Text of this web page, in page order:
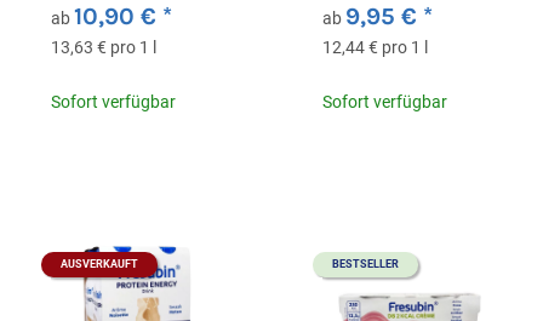
Walderdbeere
ab10,90 € *
13,63 € pro 1 l
Sofort verfügbar
ab 9,95 € *
12,44 € pro 1 l
Sofort verfügbar
AUSVERKAUFT BESTSELLER